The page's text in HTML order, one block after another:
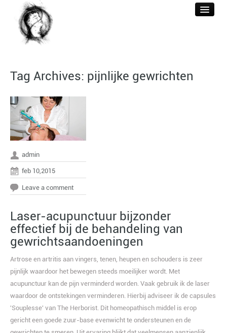
ACUPUNCTUUR
BEHANDELINGEN
REFERENTIES
BERICHTEN
CONTACT & TARIEF
Tag Archives: pijnlijke gewrichten
admin
feb 10,2015
Leave a comment
Laser-acupunctuur bijzonder
effectief bij de behandeling van
gewrichtsaandoeningen
Artrose en artritis aan vingers, tenen, heupen en schouders is zeer
pijnlijk waardoor het bewegen steeds moeilijker wordt. Met
acupunctuur kan de pijn verminderd worden. Vaak gebruik ik de laser
waardoor de ontstekingen verminderen. Hierbij adviseer ik de capsules
'Souplesse' van The Herborist. Dit homeopathisch middel is erop
gericht een goede zuur-base evenwicht te ondersteunen en de